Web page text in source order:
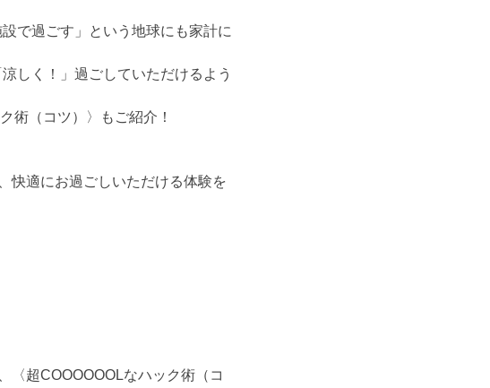
で過ごす」という地球にも家計に
しく！」過ごしていただけるよう
術（コツ）〉もご紹介！
快適にお過ごしいただける体験を
〈超COOOOOOLなハック術（コ